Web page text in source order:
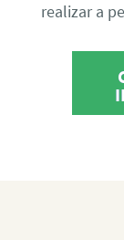
realizar a